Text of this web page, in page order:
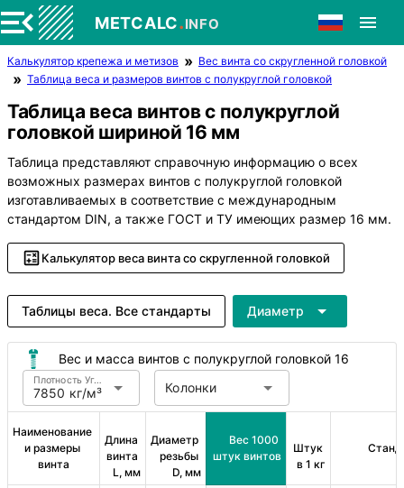
METCALC.INFO
Калькулятор крепежа и метизов
Вес винта со скругленной головкой
Таблица веса и размеров винтов с полукруглой головкой
Таблица веса винтов с полукруглой
головкой шириной 16 мм
Таблица представляют справочную информацию о всех
возможных размерах винтов с полукруглой головкой
изготавливаемых в соответствие с международным
стандартом DIN, а также ГОСТ и ТУ имеющих размер 16 мм.
Калькулятор веса винта со скругленной головкой
Таблицы веса. Все стандарты Диаметр
Вес и масса винтов с полукруглой головкой 16
7850 кг/м³
Плотность Углеродистая сталь Колонки
Наименование
и размеры
винта
Длина
винта
L, мм
Диаметр
резьбы
D, мм
Вес 1000
штук винтов
Штук
в 1 кг